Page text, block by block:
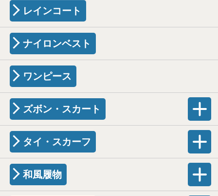
レインコート
ナイロンベスト
ワンピース
ズボン・スカート
タイ・スカーフ
和風履物